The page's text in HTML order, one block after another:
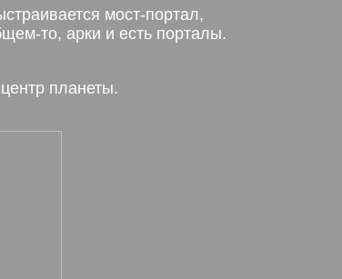
мост-портал,
то, арки и есть порталы.
планеты.